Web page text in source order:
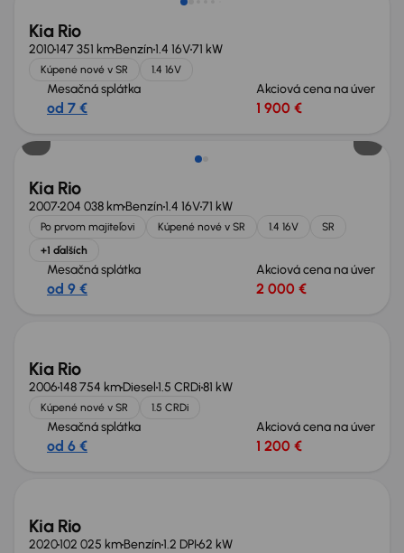
Kia Rio
2010147 351 kmBenzín1.4 16V71 kW
Kúpené nové v SR 1.4 16V
Mesačná splátka
od 7 €
Akciová cena na úver
1 900 €
Kia Rio
2007204 038 kmBenzín1.4 16V71 kW
Po prvom majiteľovi Kúpené nové v SR 1.4 16V
SR
+1 ďalších
Mesačná splátka
od 9 €
Akciová cena na úver
2 000 €
Kia Rio
2006148 754 kmDiesel1.5 CRDi81 kW
Kúpené nové v SR 1.5 CRDi
Mesačná splátka
od 6 €
Akciová cena na úver
1 200 €
Nové v ponuke
Kia Rio
2020102 025 kmBenzín1.2 DPI62 kW